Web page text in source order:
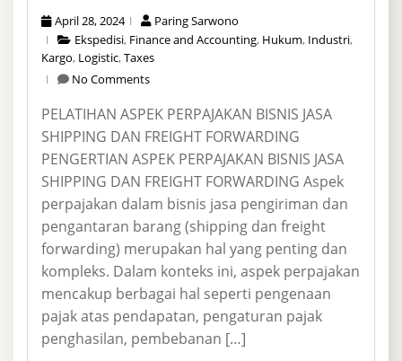
April 28, 2024
Paring Sarwono
Ekspedisi, Finance and Accounting, Hukum, Industri,
Kargo, Logistic,Taxes
No Comments
PELATIHAN ASPEK PERPAJAKAN BISNIS JASA
SHIPPING DAN FREIGHT FORWARDING
PENGERTIAN ASPEK PERPAJAKAN BISNIS JASA
SHIPPING DAN FREIGHT FORWARDING Aspek
perpajakan dalam bisnis jasa pengiriman dan
pengantaran barang (shipping dan freight
forwarding) merupakan hal yang penting dan
kompleks. Dalam konteks ini, aspek perpajakan
mencakup berbagai hal seperti pengenaan
pajak atas pendapatan, pengaturan pajak
penghasilan, pembebanan […]